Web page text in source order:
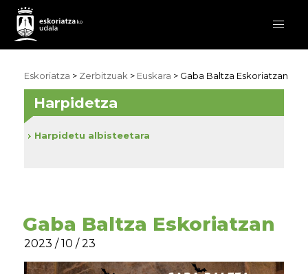
Eskoriatza > Zerbitzuak > Euskara > Gaba Baltza Eskoriatzan
Gaba Baltza Eskoriatzan
2023 / 10 / 23
Harpidetza
Harpidetu albisteetara